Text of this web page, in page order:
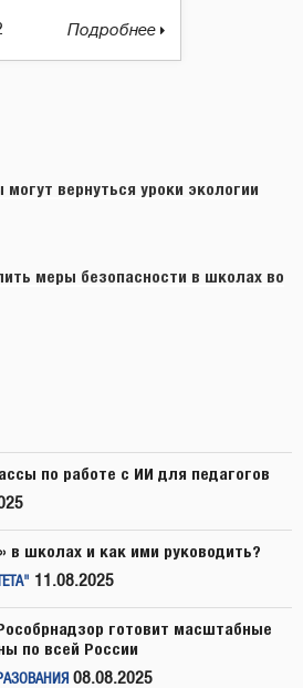
Подробнее
вернуться уроки экологии
меры безопасности в школах во
по работе с ИИ для педагогов
в школах и как ими руководить?
11.08.2025
готовит масштабные
по всей России
08.08.2025